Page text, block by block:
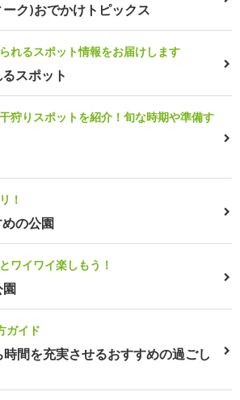
ク)おでかけトピックス
れるスポット情報をお届けします
スポット
狩りスポットを紹介！旬な時期や準備す
！
の公園
ワイワイ楽しもう！
園
ガイド
間を充実させるおすすめの過ごし